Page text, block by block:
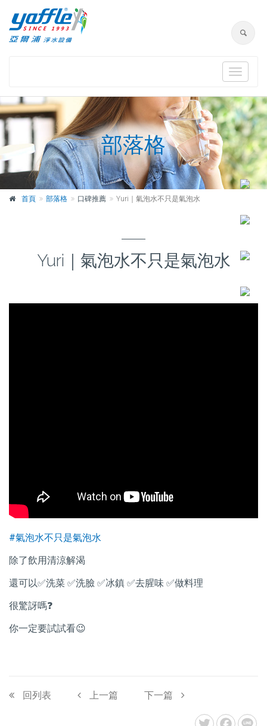
Toggle
部落格
首頁 部落格 口碑推薦 Yuri｜氣泡水不只是氣泡水
Yuri｜氣泡水不只是氣泡水
#氣泡水不只是氣泡水
除了飲用清涼解渴
還可以✅洗菜 ✅洗臉 ✅冰鎮 ✅去腥味 ✅做料理
很驚訝嗎❓
你一定要試試看😉
回列表 上一篇 下一篇